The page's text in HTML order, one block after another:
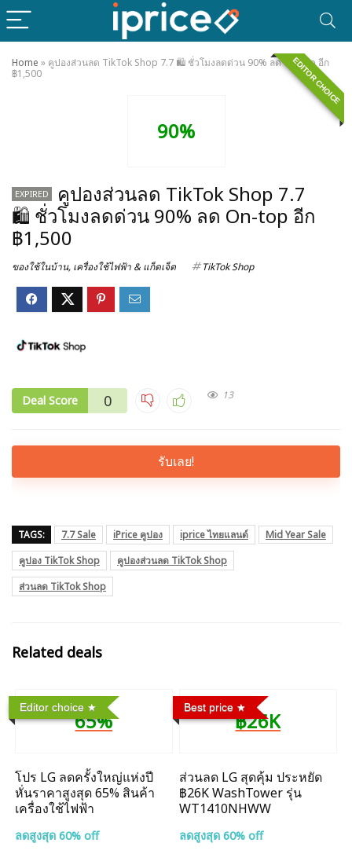
Home » คูปองส่วนลด TikTok Shop 7.7 🛍️ ชั่วโมงลดด่วน 90% ลด On-top อีก
฿1,500
EDITOR CHOICE
90%
EXPIRED
คูปองส่วนลด TikTok Shop 7.7
🛍️ ชั่วโมงลดด่วน 90% ลด On-top อีก
฿1,500
ของใช้ในบ้าน, เครื่องใช้ไฟฟ้า & แก็ดเจ็ต TikTok Shop
Deal Score 0 13
รับเลย!
TAGS: 7.7 Sale iPrice คูปอง iprice ไทยแลนด์
Mid Year Sale
คูปอง TikTok Shop
คูปองส่วนลด TikTok Shop
ส่วนลด TikTok Shop
Related deals
Editor choice
65%
โปร LG ลดครั้งใหญ่แห่งปี
หั่นราคาสูงสุด 65% สินค้า
เครื่องใช้ไฟฟ้า
ลดสูงสุด 60% off
Best price
฿26K
ส่วนลด LG สุดคุ้ม ประหยัด
฿26K WashTower รุ่น
WT1410NHWW
ลดสูงสุด 60% off